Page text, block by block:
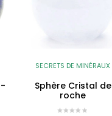
SECRETS DE MINÉRAUX
Sphère Cristal de
roche